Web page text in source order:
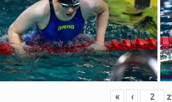
« ‹ z